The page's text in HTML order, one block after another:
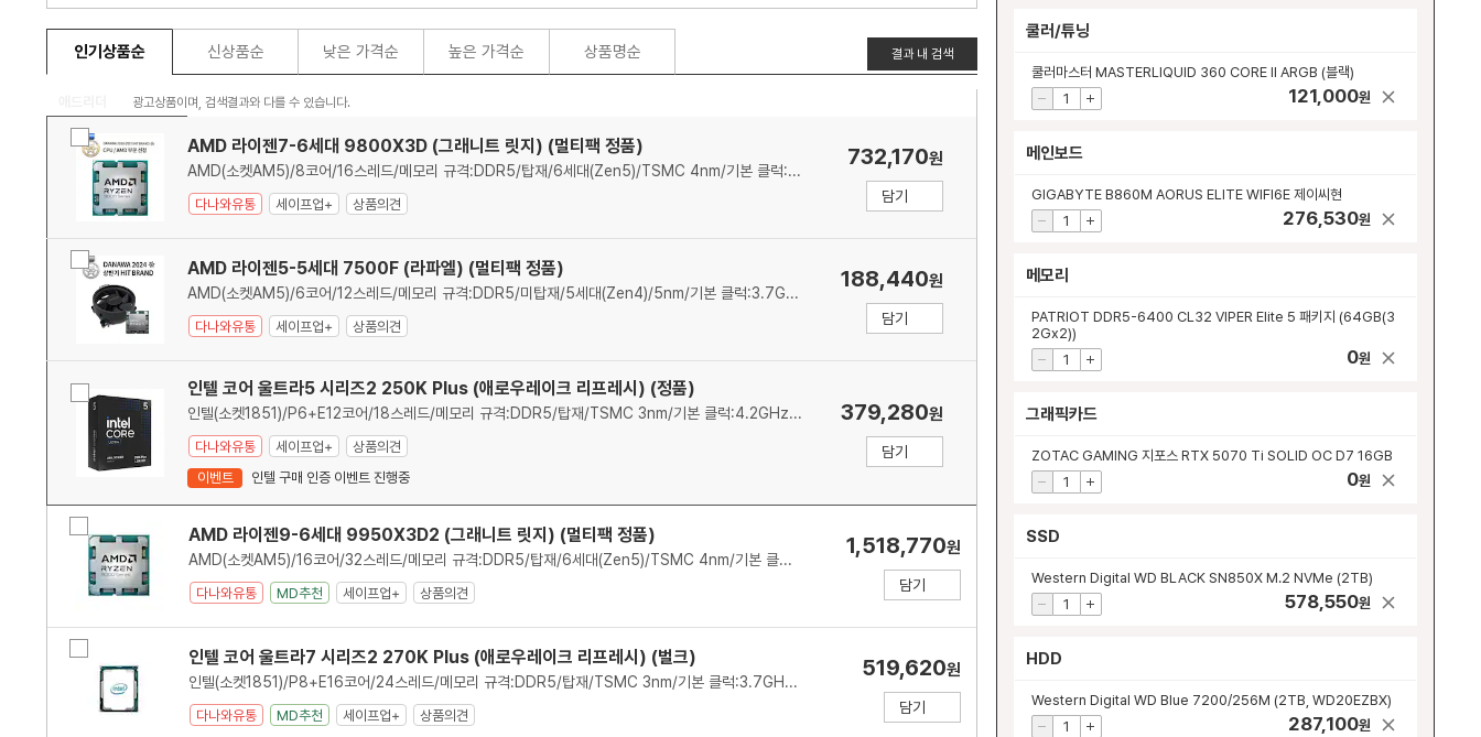
코어i3-8세대
코어i7-7세대 코어i5-7세대 코어i3-7세대
코어i7-6세대
코어i5-6세대
코어i3-6세대 코어i7-4세대
코어i7-3세대
코어i5-3세대 코어i3-3세대 코어i7-2세대
코어i5-2세대
코어i3-2세대
제온 E
제온 플래티넘 제온 골드 제온 실버
제온 브론즈
제온
라이젠7-1세대
라이젠5-1세대 라이젠3-1세대 FX
리치랜드-A4
페넘II-X6
페넘II-X4
AMD(소켓sTRX4)
AMD(소켓SP3) AMD(소켓TR4) AMD(소켓FM2)
AMD(소켓AM3+)
AMD(소켓AM3)
32코어
28코어 26코어 22코어
18코어
2코어
128스레드
96스레드 80스레드 76스레드
72스레드
64스레드
56스레드 52스레드
40스레드
36스레드 18스레드 6스레드
4스레드
2스레드
DDR3, DDR2
인기상품순 신상품순 낮은 가격순 높은 가격순 상품명순 결과 내 검색
광고상품이며, 검색결과와 다를 수 있습니다.
품
품
목
선
택
교
AMD 라이젠7-6세대 9800X3D (그래니트 릿지) (멀티팩 정품)
AMD(소켓AM5)/8코어/16스레드/메모리 규격:DDR5/탑재/6세대(Zen5)/TSMC 4nm/기본 클럭:4.7GHz/최대 클럭:5.2GHz/L2 캐시:8MB/L3 캐시:96MB/TDP:120W/PCIe5.0/5600MHz/AMD 라데온 그래픽/기술 지원:AMD Ryzen Master,AMD 3D V캐시,SMT(하이퍼스레딩)/쿨러:미포함/시네벤치R23(싱글):2073/시네벤치R23(멀티):23334/출시가: 479달러(VAT별도)
다나와유통 세이프업+ 상품의견
732,170원
담기
AMD 라이젠5-5세대 7500F (라파엘) (멀티팩 정품)
AMD(소켓AM5)/6코어/12스레드/메모리 규격:DDR5/미탑재/5세대(Zen4)/5nm/기본 클럭:3.7GHz/최대 클럭:5.0GHz/L2 캐시:6MB/L3 캐시:32MB/TDP:65W/PPT:88W/PCIe5.0/5200MHz/기술 지원:SMT(하이퍼스레딩)/쿨러:Wraith Stealth 포함/시네벤치R23(싱글):1824/시네벤치R23(멀티):13824/출시가: 179달러(VAT별도)
다나와유통 세이프업+ 상품의견
188,440원
담기
인텔 코어 울트라5 시리즈2 250K Plus (애로우레이크 리프레시) (정품)
인텔(소켓1851)/P6+E12코어/18스레드/메모리 규격:DDR5/탑재/TSMC 3nm/기본 클럭:4.2GHz/최대 클럭:5.3GHz/L2 캐시:30MB/L3 캐시:30MB/PBP-MTP:125-159W/PCIe5.0, 4.0/7200MHz/인텔 그래픽스(Xe LPG)/기술 지원:인텔 XTU,인텔 퀵싱크,인텔 딥러닝부스트/쿨러:미포함
다나와유통 세이프업+
상품의견
이벤트
인텔 구매 인증 이벤트 진행중
379,280원
담기
및
목택
AMD 라이젠9-6세대 9950X3D2 (그래니트 릿지) (멀티팩 정품)
AMD(소켓AM5)/16코어/32스레드/메모리 규격:DDR5/탑재/6세대(Zen5)/TSMC 4nm/기본 클럭:4.3GHz/최대 클럭:5.6GHz/L2 캐시:16MB/L3 캐시:192MB/TDP:200W/PCIe5.0/5600MHz/AMD 라데온 그래픽/기술 지원:AMD Ryzen Master,AMD 3D V캐시,SMT(하이퍼스레딩)/쿨러:미포함
다나와유통 MD추천 세이프업+ 상품의견
1,518,770원
담기
인텔 코어 울트라7 시리즈2 270K Plus (애로우레이크 리프레시) (벌크)
인텔(소켓1851)/P8+E16코어/24스레드/메모리 규격:DDR5/탑재/TSMC 3nm/기본 클럭:3.7GHz/최대 클럭:5.5GHz/L2 캐시:40MB/L3 캐시:36MB/PBP-MTP:125-250W/PCIe5.0, 4.0/7200MHz/인텔 그래픽스(Xe LPG)/기술 지원:인텔 XTU,인텔 퀵싱크,인텔 딥러닝부스트/쿨러:미포함
다나와유통 MD추천 세이프업+ 상품의견
519,620원
담기
쿨러/튜닝
쿨러마스터 MASTERLIQUID 360 CORE II ARGB (블랙)
121,000원
메인보드
GIGABYTE B860M AORUS ELITE WIFI6E 제이씨현
276,530원
메모리
PATRIOT DDR5-6400 CL32 VIPER Elite 5 패키지 (64GB(3
2Gx2))
0원
그래픽카드
ZOTAC GAMING 지포스 RTX 5070 Ti SOLID OC D7 16GB
0원
SSD
Western Digital WD BLACK SN850X M.2 NVMe (2TB)
578,550원
HDD
Western Digital WD Blue 7200/256M (2TB, WD20EZBX)
287,100원